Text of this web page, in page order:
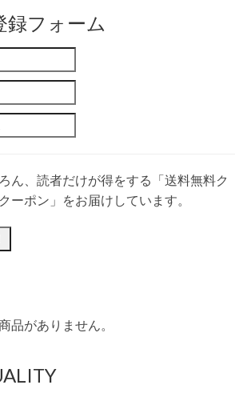
録フォーム
ん、読者だけが得をする「送料無料ク
ーポン」をお届けしています。
品がありません。